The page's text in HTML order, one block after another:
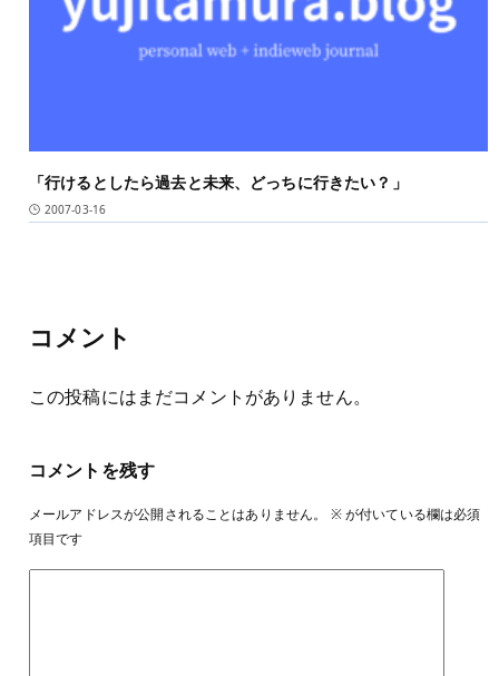
「行けるとしたら過去と未来、どっちに行きたい？」
2007-03-16
コメント
この投稿にはまだコメントがありません。
コメントを残す
メールアドレスが公開されることはありません。 ※が付いている欄は必須
項目です